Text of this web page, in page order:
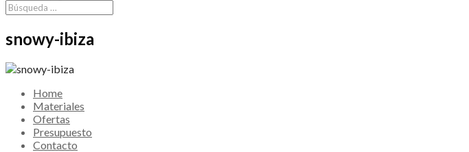
snowy-ibiza
Home
Materiales
Ofertas
Presupuesto
Contacto